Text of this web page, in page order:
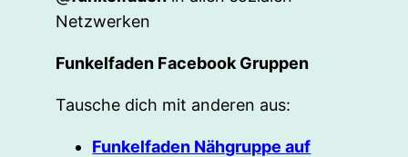
Netzwerken
Funkelfaden Facebook Gruppen
Tausche dich mit anderen aus:
Funkelfaden Nähgruppe auf